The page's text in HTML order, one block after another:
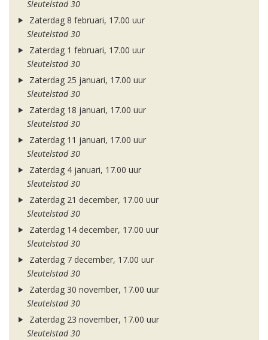
Sleutelstad 30
Zaterdag 8 februari, 17.00 uur
Sleutelstad 30
Zaterdag 1 februari, 17.00 uur
Sleutelstad 30
Zaterdag 25 januari, 17.00 uur
Sleutelstad 30
Zaterdag 18 januari, 17.00 uur
Sleutelstad 30
Zaterdag 11 januari, 17.00 uur
Sleutelstad 30
Zaterdag 4 januari, 17.00 uur
Sleutelstad 30
Zaterdag 21 december, 17.00 uur
Sleutelstad 30
Zaterdag 14 december, 17.00 uur
Sleutelstad 30
Zaterdag 7 december, 17.00 uur
Sleutelstad 30
Zaterdag 30 november, 17.00 uur
Sleutelstad 30
Zaterdag 23 november, 17.00 uur
Sleutelstad 30